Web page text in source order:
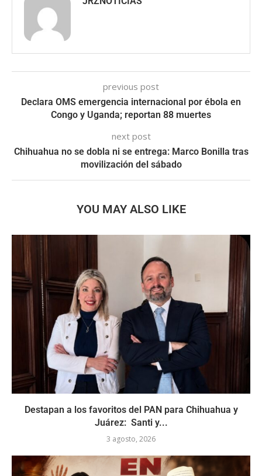
previous post
Declara OMS emergencia internacional por ébola en
Congo y Uganda; reportan 88 muertes
next post
Chihuahua no se dobla ni se entrega: Marco Bonilla tras
movilización del sábado
YOU MAY ALSO LIKE
Destapan a los favoritos del PAN para Chihuahua y
Juárez: Santi y...
3 agosto, 2026